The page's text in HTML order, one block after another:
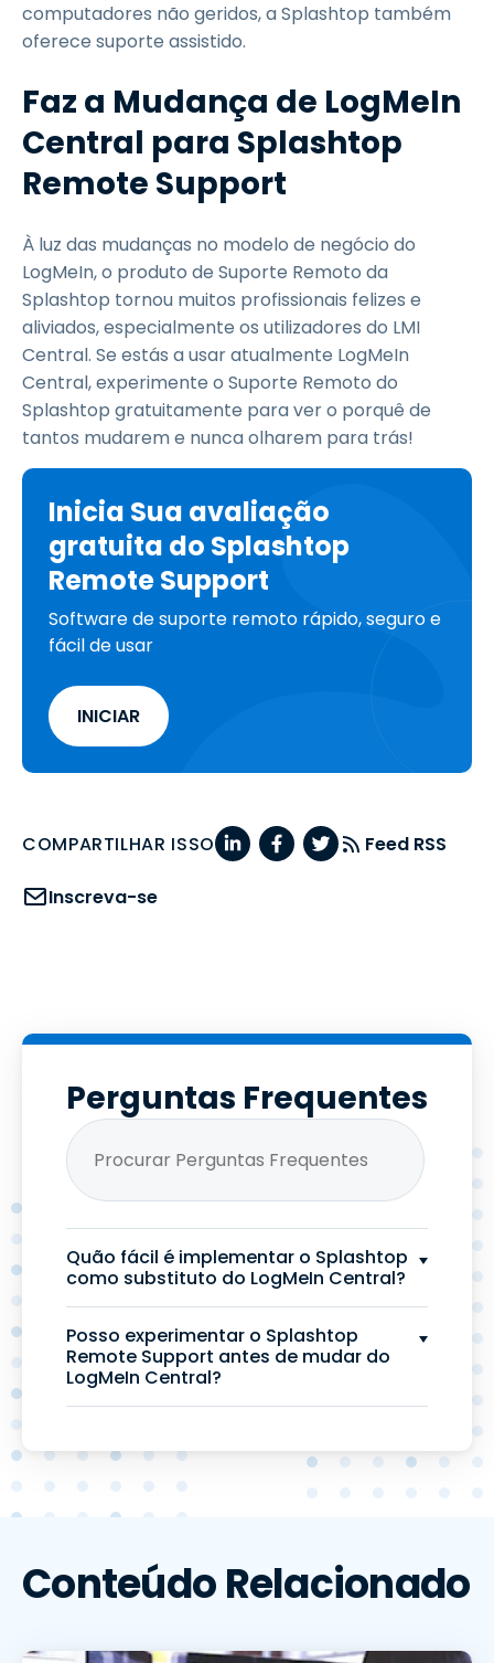
computadores não geridos, a Splashtop também
oferece suporte assistido.
Faz a Mudança de LogMeIn
Central para Splashtop
Remote Support
À luz das mudanças no modelo de negócio do
LogMeIn, o produto de Suporte Remoto da
Splashtop tornou muitos profissionais felizes e
aliviados, especialmente os utilizadores do LMI
Central. Se estás a usar atualmente LogMeIn
Central, experimente o Suporte Remoto do
Splashtop gratuitamente para ver o porquê de
tantos mudarem e nunca olharem para trás!
Inicia Sua avaliação
gratuita do Splashtop
Remote Support
Software de suporte remoto rápido, seguro e
fácil de usar
INICIAR
COMPARTILHAR ISSO Feed RSS
Inscreva-se
Perguntas Frequentes
Quão fácil é implementar o Splashtop
como substituto do LogMeIn Central?
Posso experimentar o Splashtop
Remote Support antes de mudar do
LogMeIn Central?
Conteúdo Relacionado